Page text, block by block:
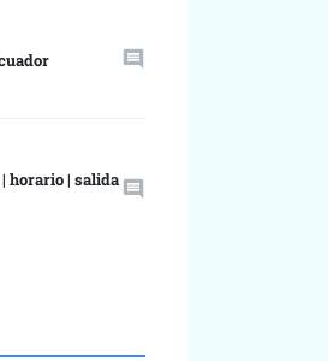
horario | salida